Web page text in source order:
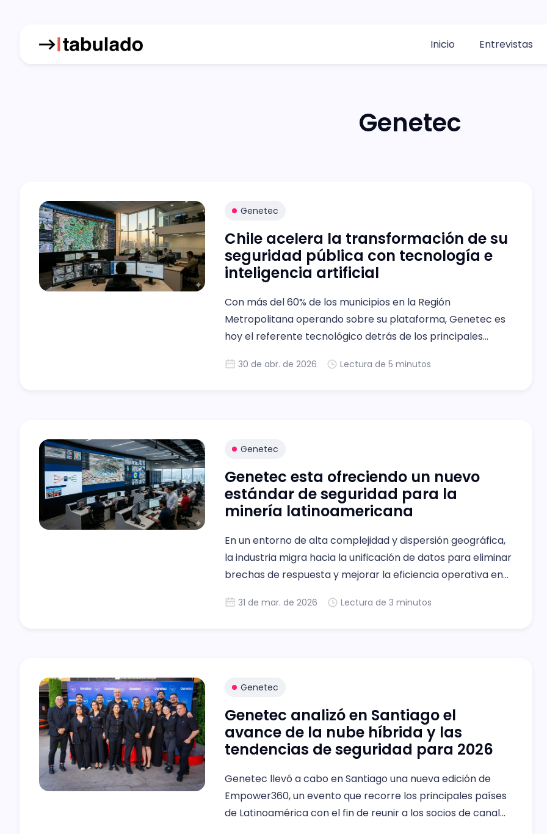
Inicio Entrevistas
Genetec
Genetec
Chile acelera la transformación de su
seguridad pública con tecnología e
inteligencia artificial
Con más del 60% de los municipios en la Región
Metropolitana operando sobre su plataforma, Genetec es
hoy el referente tecnológico detrás de los principales
30 de abr. de 2026 Lectura de 5 minutos
Genetec
Genetec esta ofreciendo un nuevo
estándar de seguridad para la
minería latinoamericana
En un entorno de alta complejidad y dispersión geográfica,
la industria migra hacia la unificación de datos para eliminar
brechas de respuesta y mejorar la eficiencia operativa en
31 de mar. de 2026 Lectura de 3 minutos
Genetec
Genetec analizó en Santiago el
avance de la nube híbrida y las
tendencias de seguridad para 2026
Genetec llevó a cabo en Santiago una nueva edición de
Empower360, un evento que recorre los principales países
de Latinoamérica con el fin de reunir a los socios de canal